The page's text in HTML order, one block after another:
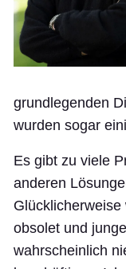
grundlegenden
wurden sogar
Es gibt zu viele
anderen
Glücklicherweise
obsolet und
wahrscheinlich